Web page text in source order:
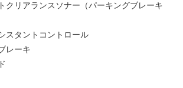
クリアランスソナー（パーキングブレーキ
スタントコントロール
レーキ